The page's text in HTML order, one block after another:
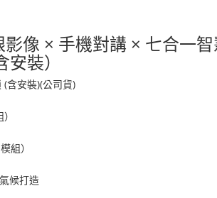
影像 × 手機對講 × 七合一
裝）
(含安裝)(公司貨)
組）
候打造